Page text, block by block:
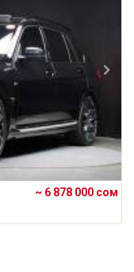
~ 6 878 000 сом